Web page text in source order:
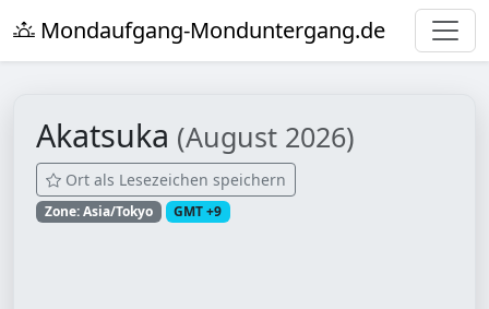
Mondaufgang-Monduntergang.de
Akatsuka (August 2026)
Ort als Lesezeichen speichern
Zone: Asia/Tokyo GMT +9